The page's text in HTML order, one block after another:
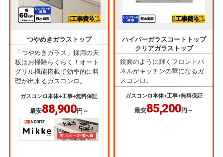
つやめきガラストップ
「つやめきガラス」採用の天
板はお掃除らくらく！オート
グリル機能搭載で効率的に料
理が出来るガスコンロ。
ガスコンロ本体+工事+無料保証
最安88,900円～
ハイパーガラスコートトップ
クリアガラストップ
鏡面のように輝くフロントパ
ネルがキッチンの華になるガ
スコンロ。
ガスコンロ本体+工事+無料保証
最安85,200円～